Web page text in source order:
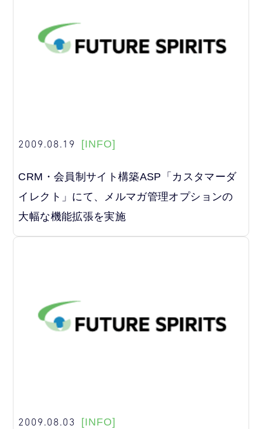
2009.08.19 [INFO]
CRM・会員制サイト構築ASP「カスタマーダ
イレクト」にて、メルマガ管理オプションの
大幅な機能拡張を実施
2009.08.03 [INFO]